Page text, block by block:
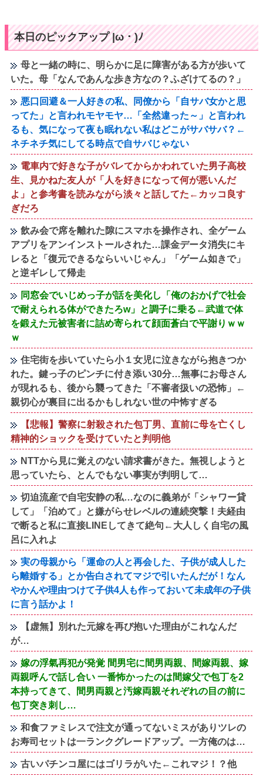
本日のピックアップ |ω・)ﾉ
母と一緒の時に、明らかに足に障害がある方が歩いて
いた。母「なんであんな歩き方なの？ふざけてるの？」
悪口回避＆一人好きの私、同僚から「自サバ女かと思
ってた」と言われモヤモヤ…「全然違った～」と言われ
るも、気になって夜も眠れない私はどこがサバサバ？←
ネチネチ気にしてる時点で自サバじゃない
電車内で好きな子がバレてからかわれていた男子高校
生、見かねた友人が「人を好きになって何が悪いんだ
よ」と参考書を読みながら淡々と話してた←カッコ良す
ぎだろ
飲み会で席を離れた隙にスマホを操作され、全ゲーム
アプリをアンインストールされた…課金データ消失にキ
レると「復元できるならいいじゃん」「ゲーム如きで」
と逆ギレして帰走
同窓会でいじめっ子が話を美化し「俺のおかげで社会
で耐えられる体ができたろw」と調子に乗る←武道で体
を鍛えた元被害者に詰め寄られて顔面蒼白で平謝りｗｗ
ｗ
住宅街を歩いていたら小１女児に泣きながら抱きつか
れた。鍵っ子のピンチに付き添い30分…無事にお母さん
が現れるも、後から襲ってきた「不審者扱いの恐怖」←
親切心が裏目に出るかもしれない世の中怖すぎる
【悲報】警察に射殺された包丁男、直前に母を亡くし
精神的ショックを受けていたと判明他
NTTから見に覚えのない請求書がきた。無視しようと
思っていたら、とんでもない事実が判明して…
切迫流産で自宅安静の私…なのに義弟が「シャワー貸
して」「泊めて」と嫌がらせレベルの連続突撃！夫経由
で断ると私に直接LINEしてきて絶句←大人しく自宅の風
呂に入れよ
実の母親から「運命の人と再会した、子供が成人した
ら離婚する」とか告白されてマジで引いたんだが！なん
やかんや理由つけて子供4人も作っておいて未成年の子供
に言う話かよ！
【虚無】別れた元嫁を再び抱いた理由がこれなんだ
が…
嫁の浮氣再犯が発覚 間男宅に間男両親、間嫁両親、嫁
両親呼んで話し合い 一番怖かったのは間嫁父で包丁を2
本持ってきて、間男両親と汚嫁両親それぞれの目の前に
包丁突き刺し…
和食ファミレスで注文が通ってないミスがありツレの
お寿司セットは一ランクグレードアップ。一方俺のは…
古いパチンコ屋にはゴリラがいた←これマジ！？他